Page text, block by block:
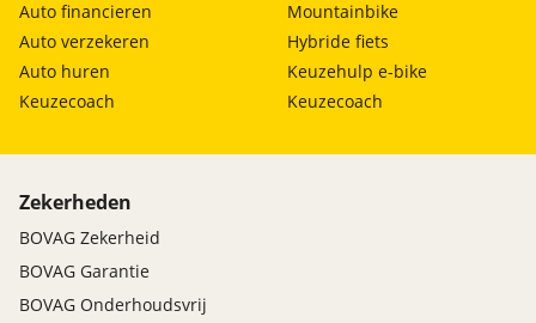
Auto financieren
Auto verzekeren
Auto huren
Keuzecoach
Mountainbike
Hybride fiets
Keuzehulp e-bike
Keuzecoach
Zekerheden
BOVAG Zekerheid
BOVAG Garantie
BOVAG Onderhoudsvrij